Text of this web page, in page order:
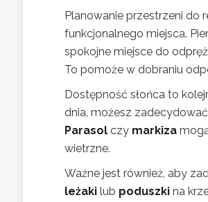
Planowanie przestrzeni do
funkcjonalnego miejsca.
spokojne miejsce do
To pomoże w dobraniu
Dostępność słońca to
dnia, możesz
Parasol czy markiza
wietrzne.
Ważne jest również, aby
leżaki lub poduszki na